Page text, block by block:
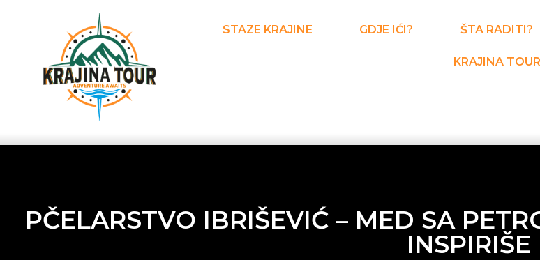
STAZE KRAJINE GDJE IĆI? ŠTA RADITI?
KRAJINA
PČELARSTVO IBRIŠEVIĆ – MED SA
INSPIRIŠE